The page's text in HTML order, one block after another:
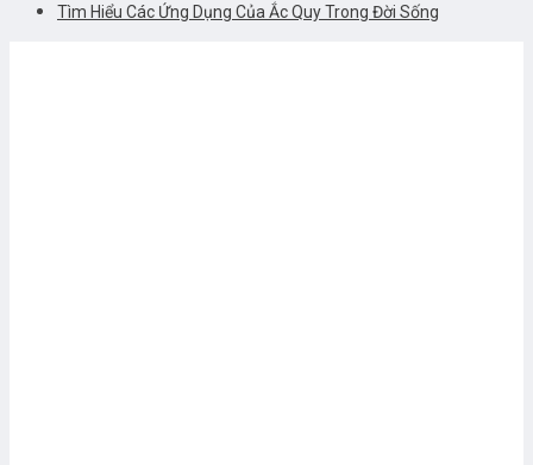
Tìm Hiểu Các Ứng Dụng Của Ắc Quy Trong Đời Sống